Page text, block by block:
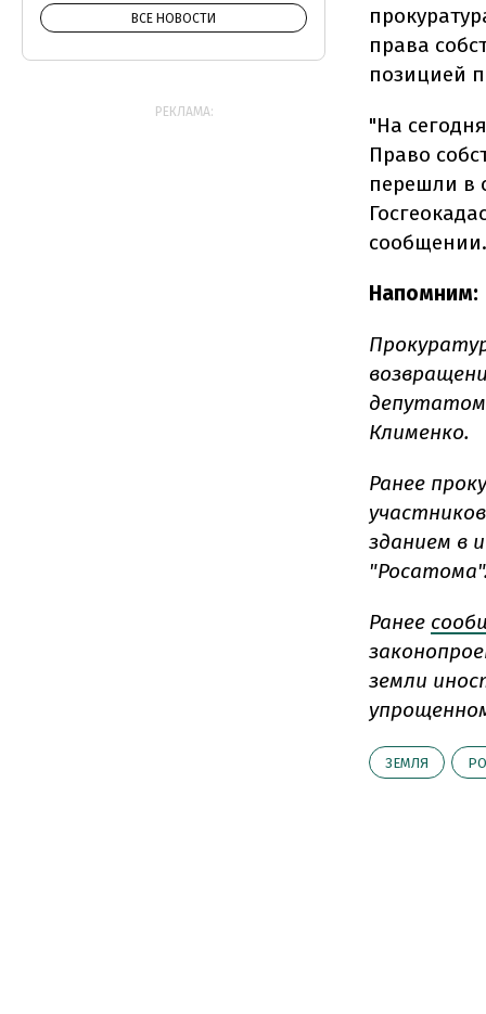
права
позицией
"На
Право
перешли в
сообщении.
Напомним:
Клименко.
Ранее
зданием в
Ранее
земли
ЗЕМЛЯ
ВСЕ НОВОСТИ
РЕКЛАМА: